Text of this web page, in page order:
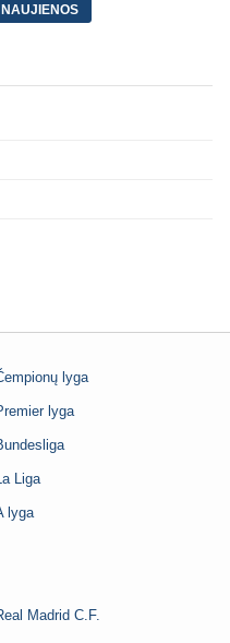
lyga
lyga
Liga
lyga
Madrid C.F.